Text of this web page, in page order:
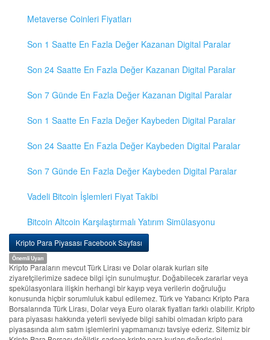
Metaverse Coinleri Fiyatları
Son 1 Saatte En Fazla Değer Kazanan Digital Paralar
Son 24 Saatte En Fazla Değer Kazanan Digital Paralar
Son 7 Günde En Fazla Değer Kazanan Digital Paralar
Son 1 Saatte En Fazla Değer Kaybeden Digital Paralar
Son 24 Saatte En Fazla Değer Kaybeden Digital Paralar
Son 7 Günde En Fazla Değer Kaybeden Digital Paralar
Vadeli Bitcoin İşlemleri Fiyat Takibi
Bitcoin Altcoin Karşılaştırmalı Yatırım Simülasyonu
Kripto Para Piyasası Facebook Sayfası
Önemli Uyarı
Kripto Paraların mevcut Türk Lirası ve Dolar olarak kurları site
ziyaretçilerimize sadece bilgi için sunulmuştur. Doğabilecek zararlar veya
spekülasyonlara ilişkin herhangi bir kayıp veya verilerin doğruluğu
konusunda hiçbir sorumluluk kabul edilemez. Türk ve Yabancı Kripto Para
Borsalarında Türk Lirası, Dolar veya Euro olarak fiyatları farklı olabilir. Kripto
para piyasası hakkında yeterli seviyede bilgi sahibi olmadan kripto para
piyasasında alım satım işlemlerini yapmamanızı tavsiye ederiz. Sitemiz bir